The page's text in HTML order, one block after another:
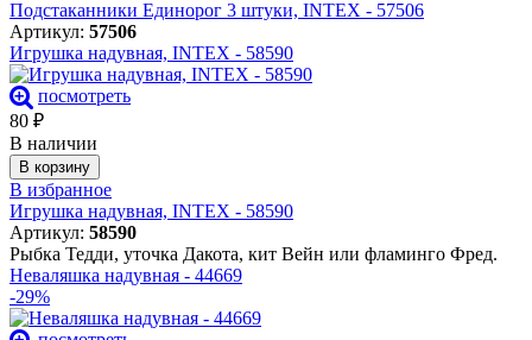
Подстаканники Единорог 3 штуки, INTEX - 57506
Артикул: 57506
Игрушка надувная, INTEX - 58590
посмотреть
80 ₽
В наличии
В корзину
В избранное
Игрушка надувная, INTEX - 58590
Артикул: 58590
Рыбка Тедди, уточка Дакота, кит Вейн или фламинго Фред.
Неваляшка надувная - 44669
-29%